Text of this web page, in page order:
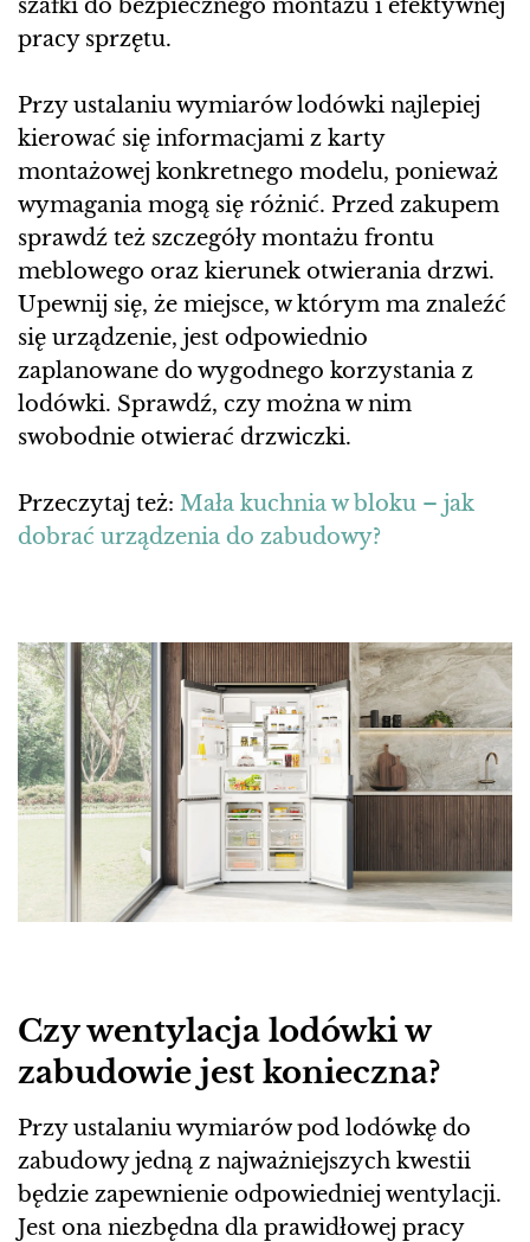
szafki do bezpiecznego montażu i efektywnej
pracy sprzętu.
Przy ustalaniu wymiarów lodówki najlepiej
kierować się informacjami z karty
montażowej konkretnego modelu, ponieważ
wymagania mogą się różnić. Przed zakupem
sprawdź też szczegóły montażu frontu
meblowego oraz kierunek otwierania drzwi.
Upewnij się, że miejsce, w którym ma znaleźć
się urządzenie, jest odpowiednio
zaplanowane do wygodnego korzystania z
lodówki. Sprawdź, czy można w nim
swobodnie otwierać drzwiczki.
Przeczytaj też: Mała kuchnia w bloku – jak
dobrać urządzenia do zabudowy?
Czy wentylacja lodówki w
zabudowie jest konieczna?
Przy ustalaniu wymiarów pod lodówkę do
zabudowy jedną z najważniejszych kwestii
będzie zapewnienie odpowiedniej wentylacji.
Jest ona niezbędna dla prawidłowej pracy